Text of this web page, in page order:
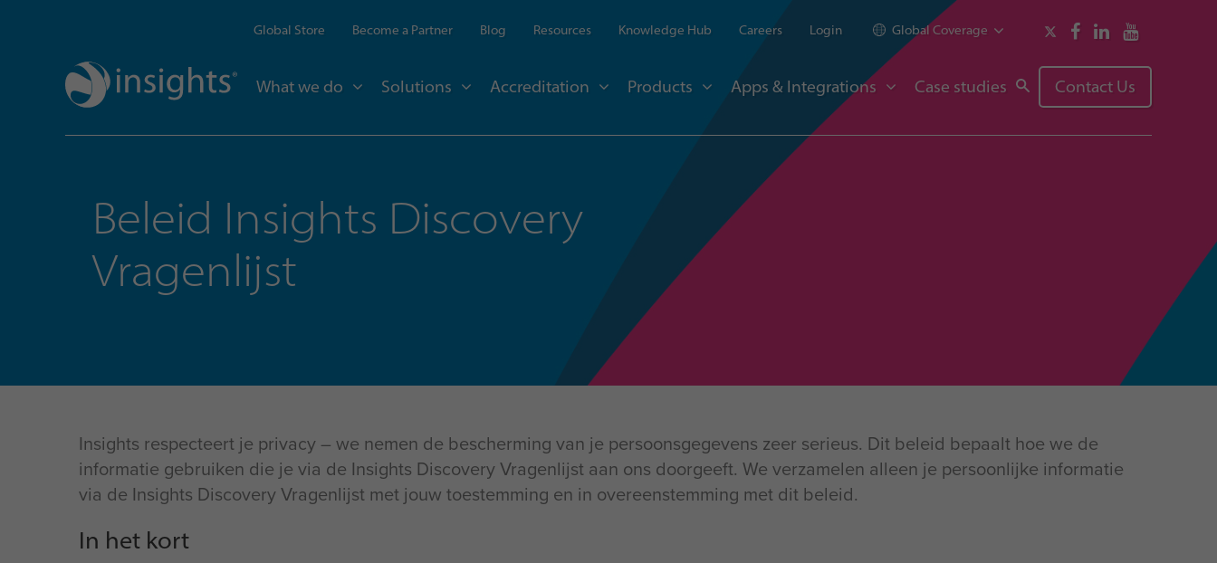
Global Store Become a Partner Blog Resources Knowledge Hub Careers Login Global Coverage
What we do Solutions Accreditation Products Apps & Integrations Case studies Contact Us
Beleid Insights Discovery
Vragenlijst
Insights respecteert je privacy – we nemen de bescherming van je persoonsgegevens zeer serieus. Dit beleid bepaalt hoe we de
informatie gebruiken die je via de Insights Discovery Vragenlijst aan ons doorgeeft. We verzamelen alleen je persoonlijke informatie
via de Insights Discovery Vragenlijst met jouw toestemming en in overeenstemming met dit beleid.
In het kort